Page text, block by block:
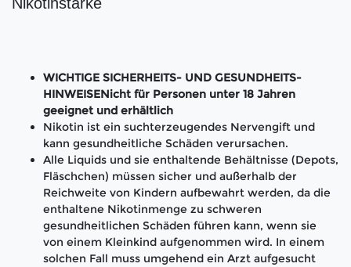
WICHTIGE SICHERHEITS- UND GESUNDHEITS-
HINWEISENicht für Personen unter 18 Jahren
geeignet und erhältlich
Nikotin ist ein suchterzeugendes Nervengift und
kann gesundheitliche Schäden verursachen.
Alle Liquids und sie enthaltende Behältnisse (Depots,
Fläschchen) müssen sicher und außerhalb der
Reichweite von Kindern aufbewahrt werden, da die
enthaltene Nikotinmenge zu schweren
gesundheitlichen Schäden führen kann, wenn sie
von einem Kleinkind aufgenommen wird. In einem
solchen Fall muss umgehend ein Arzt aufgesucht